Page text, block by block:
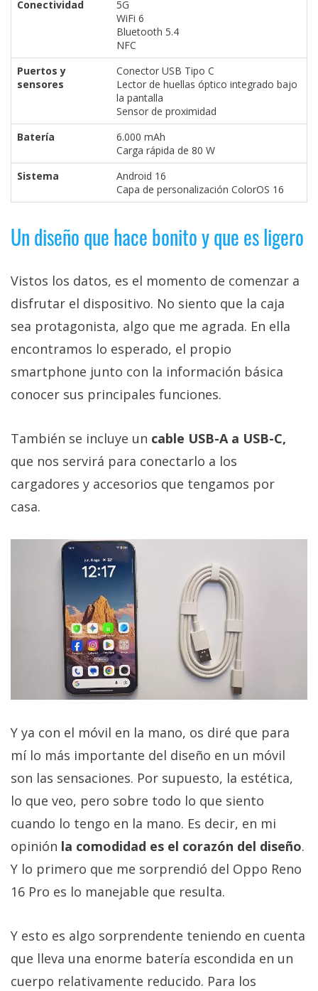
Conectividad
5G
WiFi 6
Bluetooth 5.4
NFC
Puertos y
sensores
Conector USB Tipo C
Lector de huellas óptico integrado bajo
la pantalla
Sensor de proximidad
Batería
6.000 mAh
Carga rápida de 80 W
Sistema
Android 16
Capa de personalización ColorOS 16
Un diseño que hace bonito y que es ligero
Vistos los datos, es el momento de comenzar a
disfrutar el dispositivo. No siento que la caja
sea protagonista, algo que me agrada. En ella
encontramos lo esperado, el propio
smartphone junto con la información básica
conocer sus principales funciones.
También se incluye un cable USB-A a USB-C,
que nos servirá para conectarlo a los
cargadores y accesorios que tengamos por
casa.
Y ya con el móvil en la mano, os diré que para
mí lo más importante del diseño en un móvil
son las sensaciones. Por supuesto, la estética,
lo que veo, pero sobre todo lo que siento
cuando lo tengo en la mano. Es decir, en mi
opinión la comodidad es el corazón del diseño.
Y lo primero que me sorprendió del Oppo Reno
16 Pro es lo manejable que resulta.
Y esto es algo sorprendente teniendo en cuenta
que lleva una enorme batería escondida en un
cuerpo relativamente reducido. Para los